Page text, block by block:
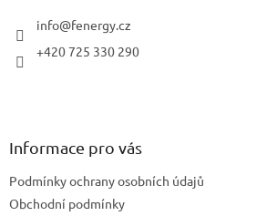
info@fenergy.cz
+420 725 330 290
Informace pro vás
Podmínky ochrany osobních údajů
Obchodní podmínky